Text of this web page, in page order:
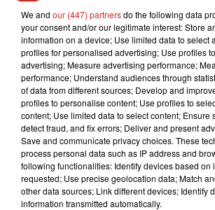
Afficher l'élément
Musique
We and our (447) partnersdo the following data
your consent and/or our legitimate interest: Store
information on a device; Use limited data to select
profiles for personalised advertising; Use profiles
advertising; Measure advertising performance;
performance; Understand audiences through
of data from different sources; Develop and
profiles to personalise content; Use profiles to
content; Use limited data to select content; Ensure
detect fraud, and fix errors; Deliver and present
Save and communicate privacy choices. These
process personal data such as IP address and
following functionalities: Identify devices based on
requested; Use precise geolocation data; Match
other data sources; Link different devices; Identify
information transmitted automatically.